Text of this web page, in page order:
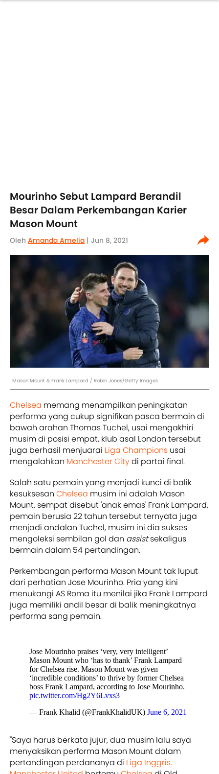
Mourinho Sebut Lampard Berandil
Besar Dalam Perkembangan Karier
Mason Mount
Oleh Amanda Amelia | Jun 8, 2021
Mason Mount & Frank Lampard / Robin Jones/Getty Images
Chelsea memang menampilkan peningkatan
performa yang cukup signifikan pasca bermain di
bawah arahan Thomas Tuchel, usai mengakhiri
musim di posisi empat, klub asal London tersebut
juga berhasil menjuarai Liga Champions usai
mengalahkan Manchester Citydi partai final.
Salah satu pemain yang menjadi kunci di balik
kesuksesan Chelsea musim ini adalah Mason
Mount, sempat disebut 'anak emas' Frank Lampard,
pemain berusia 22 tahun tersebut ternyata juga
menjadi andalan Tuchel, musim ini dia sukses
mengoleksi sembilan gol dan assistsekaligus
bermain dalam 54 pertandingan.
Perkembangan performa Mason Mount tak luput
dari perhatian Jose Mourinho. Pria yang kini
menukangi AS Roma itu menilai jika Frank Lampard
juga memiliki andil besar di balik meningkatnya
performa sang pemain.
Jose Mourinho praises ‘very, very intelligent’
Mason Mount who ‘has to thank’ Frank Lampard
for Chelsea rise. Mason Mount was given
‘incredible conditions’ to thrive by former Chelsea
boss Frank Lampard, according to Jose Mourinho.
pic.twitter.com/Hg2Y6Lvxs3
— Frank Khalid (@FrankKhalidUK) June 6, 2021
"Saya harus berkata jujur, dua musim lalu saya
menyaksikan performa Mason Mount dalam
pertandingan perdananya di Liga Inggris.